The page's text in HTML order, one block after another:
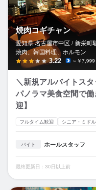
焼肉コギチャン
愛知県 名古屋市中区 / 新栄町
焼肉、韓国料理、ホルモン
3.22 ～￥7,999
＼新規アルバイトス
パノラマ美食空間で
迎】
フルタイム歓迎 シニア・ミド
バイト ホールスタッフ
最終更新日：30日以上前